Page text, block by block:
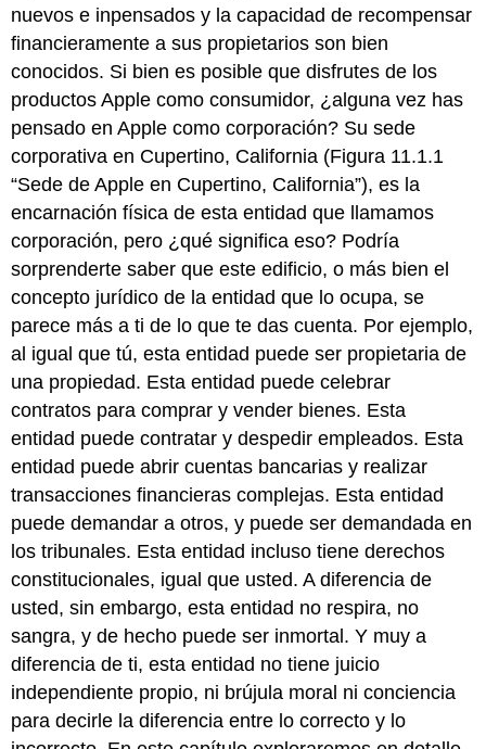
nuevos e inpensados y la capacidad de recompensar
financieramente a sus propietarios son bien
conocidos. Si bien es posible que disfrutes de los
productos Apple como consumidor, ¿alguna vez has
pensado en Apple como corporación? Su sede
corporativa en Cupertino, California (Figura 11.1.1
“Sede de Apple en Cupertino, California”), es la
encarnación física de esta entidad que llamamos
corporación, pero ¿qué significa eso? Podría
sorprenderte saber que este edificio, o más bien el
concepto jurídico de la entidad que lo ocupa, se
parece más a ti de lo que te das cuenta. Por ejemplo,
al igual que tú, esta entidad puede ser propietaria de
una propiedad. Esta entidad puede celebrar
contratos para comprar y vender bienes. Esta
entidad puede contratar y despedir empleados. Esta
entidad puede abrir cuentas bancarias y realizar
transacciones financieras complejas. Esta entidad
puede demandar a otros, y puede ser demandada en
los tribunales. Esta entidad incluso tiene derechos
constitucionales, igual que usted. A diferencia de
usted, sin embargo, esta entidad no respira, no
sangra, y de hecho puede ser inmortal. Y muy a
diferencia de ti, esta entidad no tiene juicio
independiente propio, ni brújula moral ni conciencia
para decirle la diferencia entre lo correcto y lo